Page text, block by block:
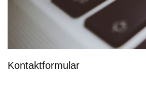
Kontaktformular